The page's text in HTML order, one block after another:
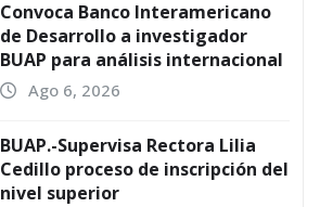
Convoca Banco Interamericano
de Desarrollo a investigador
BUAP para análisis internacional
Ago 6, 2026
BUAP.-Supervisa Rectora Lilia
Cedillo proceso de inscripción del
nivel superior